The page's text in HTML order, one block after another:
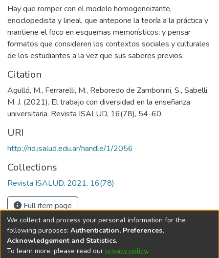
Hay que romper con el modelo homogeneizante,
enciclopedista y lineal, que antepone la teoría a la práctica y
mantiene el foco en esquemas memorísticos; y pensar
formatos que consideren los contextos sociales y culturales
de los estudiantes a la vez que sus saberes previos.
Citation
Agulló, M., Ferrarelli, M., Reboredo de Zambonini, S., Sabelli,
M. J. (2021). El trabajo con diversidad en la enseñanza
universitaria. Revista ISALUD, 16(78), 54-60.
URI
http://rid.isalud.edu.ar/handle/1/2056
Collections
Revista ISALUD, 2021, 16(78)
Full item page
We collect and process your personal information for the
following purposes: Authentication, Preferences,
Acknowledgement and Statistics.
To learn more, please read our privacy policy.